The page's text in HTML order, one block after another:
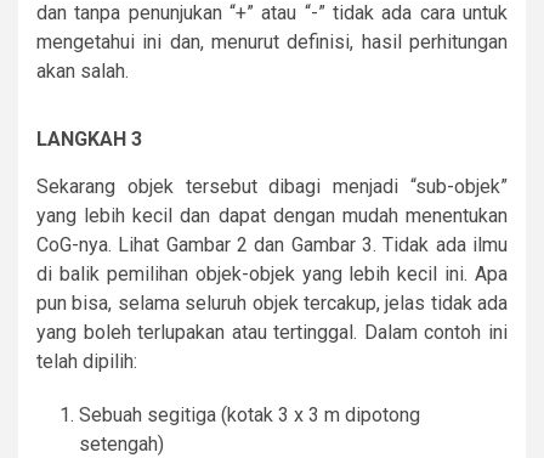
dan tanpa penunjukan “+” atau “-” tidak ada cara untuk
mengetahui ini dan, menurut definisi, hasil perhitungan
akan salah.
LANGKAH 3
Sekarang objek tersebut dibagi menjadi “sub-objek”
yang lebih kecil dan dapat dengan mudah menentukan
CoG-nya. Lihat Gambar 2 dan Gambar 3. Tidak ada ilmu
di balik pemilihan objek-objek yang lebih kecil ini. Apa
pun bisa, selama seluruh objek tercakup, jelas tidak ada
yang boleh terlupakan atau tertinggal. Dalam contoh ini
telah dipilih:
Sebuah segitiga (kotak 3 x 3 m dipotong
setengah)